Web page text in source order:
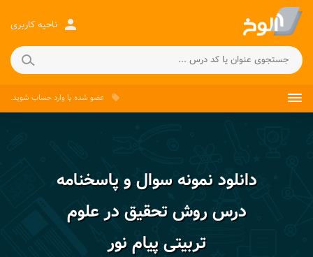
person ناحیه کاربری
local_offer عضو شده یاوارد حساب شوید.
دانلود نمونه سوال و پاسخنامه
درس روش تحقیق در علوم
تربیتی پیام نور